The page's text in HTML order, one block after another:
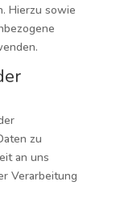
Hierzu sowie
zu
an uns
Verarbeitung